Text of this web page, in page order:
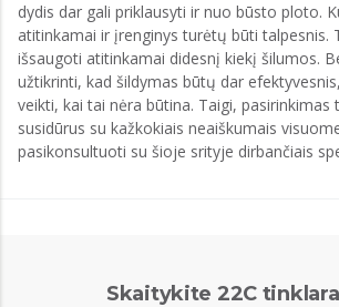
dydis dar gali priklausyti ir nuo būsto ploto.
atitinkamai ir įrenginys turėtų būti talpesnis.
išsaugoti atitinkamai didesnį kiekį šilumos.
užtikrinti, kad šildymas būtų dar
veikti, kai tai nėra būtina. Taigi, pasirinkimas
susidūrus su kažkokiais neaiškumais
pasikonsultuoti su šioje srityje dirbančiais
Skaitykite 22C